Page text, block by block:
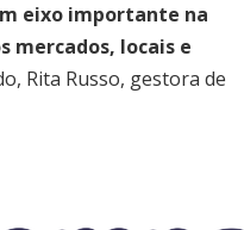
eixo importante na
mercados, locais e
Rita Russo, gestora de